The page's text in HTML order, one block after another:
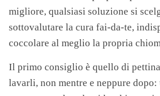
migliore, qualsiasi soluzione si
sottovalutare la cura fai-da-te,
coccolare al meglio la propria
Il primo consiglio è quello di
lavarli, non mentre e neppure